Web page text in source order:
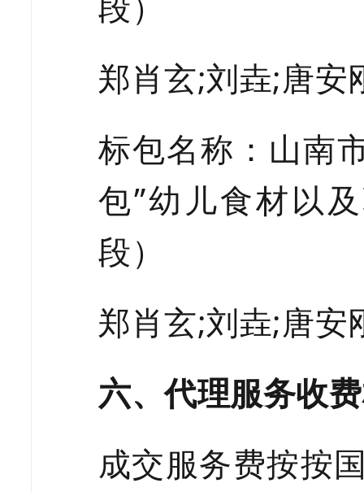
郑肖玄;刘垚;唐安
标包名称：山南
包”幼儿食材以
段）
郑肖玄;刘垚;唐安
六、代理服务收
成交服务费按按